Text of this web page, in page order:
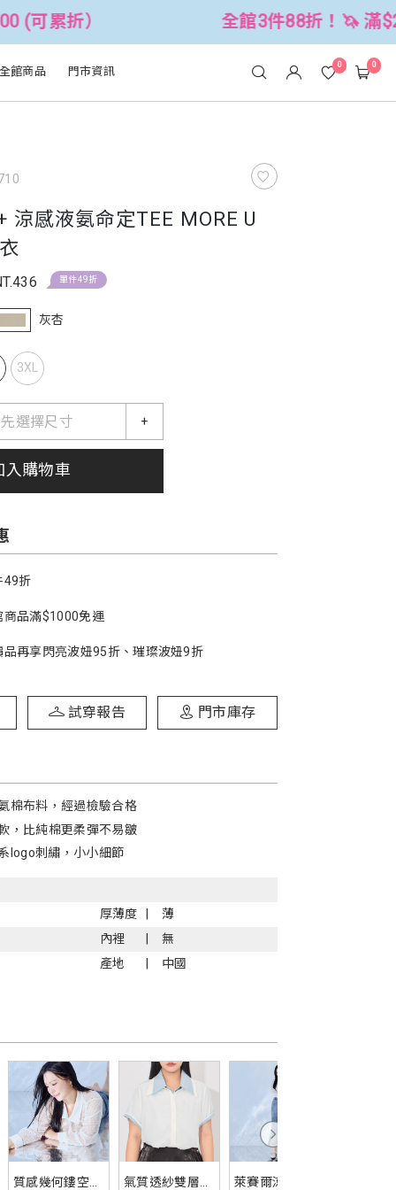
全館3件88折！🦄 滿$2500折$300 (可累
全館商品 門市資訊 0 0
涼感液氨命定TEE MORE U
單件49折
灰杏
3XL
選擇尺寸 +
入購物車
49折
商品滿$1000免運
品再享閃亮波妞95折、璀璨波妞9折
試穿報告 門市庫存
棉布料，經過檢驗合格
，比純棉更柔彈不易皺
logo刺繡，小小細節
厚薄度
薄
內裡
無
產地 中國
質感幾何鏤空襯
氣質透紗雙層襯
萊賽爾涼感開衩